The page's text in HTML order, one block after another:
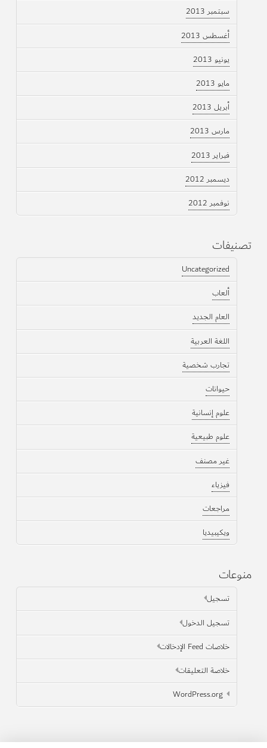
سبتمبر 2013
أغسطس 2013
يونيو 2013
مايو 2013
أبريل 2013
مارس 2013
فبراير 2013
ديسمبر 2012
نوفمبر 2012
تصنيفات
Uncategorized
ألعاب
العام الجديد
اللغة العربية
تجارب شخصية
حيوانات
علوم إنسانية
علوم طبيعية
غير مصنف
فيزياء
مراجعات
ويكيبيديا
منوعات
تسجيل
تسجيل الدخول
خلاصات Feed الإدخالات
خلاصة التعليقات
WordPress.org